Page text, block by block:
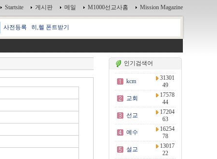
Startsite 게시판 메일 M1000선교사홈 Mission Magazine
사전등록 히,헬 폰트받기
인기검색어
kcm
31301
49
교회
17578
44
선교
17204
63
예수
16254
78
설교
13017
22